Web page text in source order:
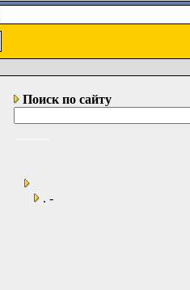
Поиск по сайту
. -